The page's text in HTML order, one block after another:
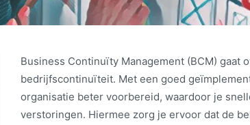
Business Continuïty Management (BCM) gaat
bedrijfscontinuïteit. Met een goed
organisatie beter voorbereid, waardoor je
verstoringen. Hiermee zorg je ervoor dat de